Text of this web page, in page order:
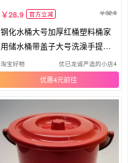
28.9 官方立减 32.9
钢化水桶大号加厚红桶塑料桶家
用储水桶带盖子大号洗澡手提红
色圆
淘宝好物 优已龙诚严选的小店4
优惠4元